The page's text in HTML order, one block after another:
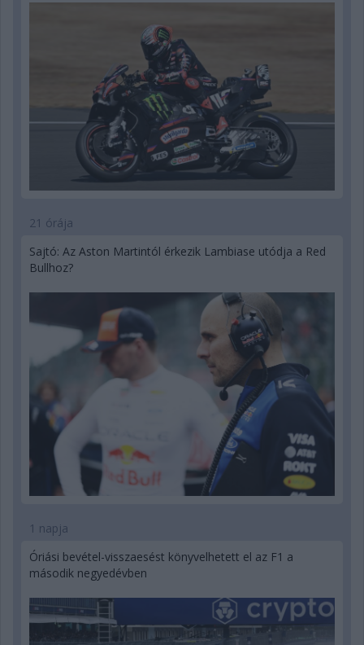
21 órája
Sajtó: Az Aston Martintól érkezik Lambiase utódja a Red
Bullhoz?
1 napja
Óriási bevétel-visszaesést könyvelhetett el az F1 a
második negyedévben